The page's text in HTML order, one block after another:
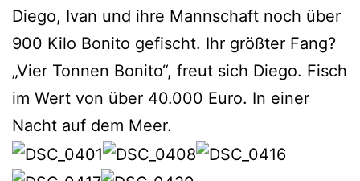
Diego, Ivan und ihre Mannschaft noch über
900 Kilo Bonito gefischt. Ihr größter Fang?
„Vier Tonnen Bonito“, freut sich Diego. Fisch
im Wert von über 40.000 Euro. In einer
Nacht auf dem Meer.